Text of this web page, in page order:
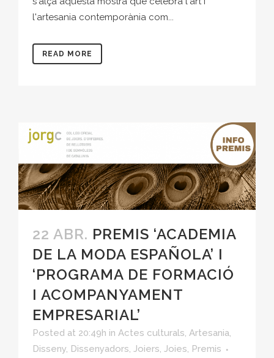
l'artesania contemporània com...
READ MORE
22 ABR. PREMIS ‘ACADEMIA
DE LA MODA ESPAÑOLA’ I
‘PROGRAMA DE FORMACIÓ
I ACOMPANYAMENT
EMPRESARIAL’
Posted at 20:49h in Actes culturals, Artesania,
Disseny, Dissenyadors, Joiers, Joies, Premis